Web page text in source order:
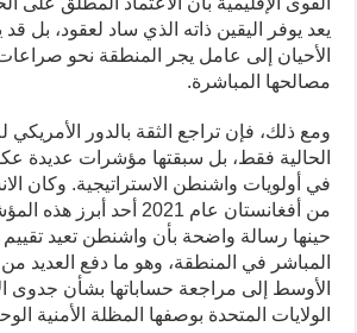
يعد يوفر اليقين ذاته الذي ساد لعقود، بل
الأحيان إلى عامل يجر المنطقة نحو
مصالحها المباشرة.
ومع ذلك، فإن تراجع الثقة بالدور الأمريكي
الحالية فقط، بل سبقتها مؤشرات عديدة
في أولويات واشنطن الاستراتيجية. وكان
من أفغانستان عام 2021 أحد
حينها رسالة واضحة بأن واشنطن تعيد
المباشر في المنطقة، وهو ما دفع العديد
الأوسط إلى مراجعة حساباتها بشأن جدوى
الولايات المتحدة بوصفها المظلة الأمنية